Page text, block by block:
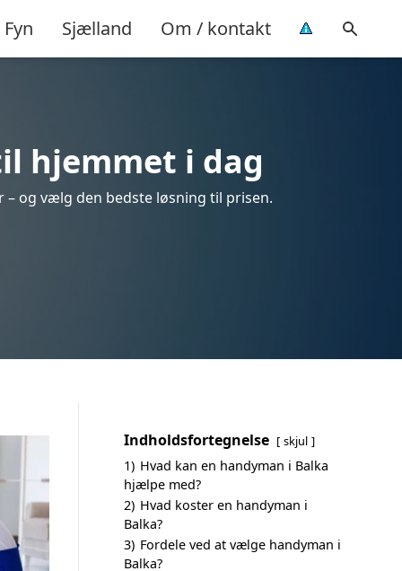
Fyn Sjælland Om / kontakt
hjemmet i dag
og vælg den bedste løsning til prisen.
Indholdsfortegnelse skjul
1) Hvad kan en handyman i Balka
hjælpe med?
2) Hvad koster en handyman i
Balka?
3) Fordele ved at vælge handyman i
Balka?